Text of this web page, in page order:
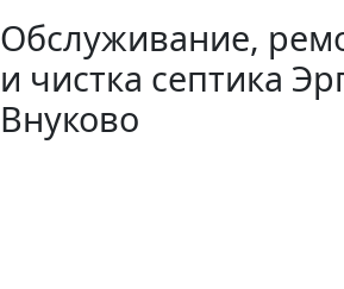
Обслуживание,
и чистка септика
Внуково